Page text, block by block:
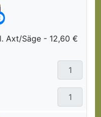
Axt/Säge - 12,60 €